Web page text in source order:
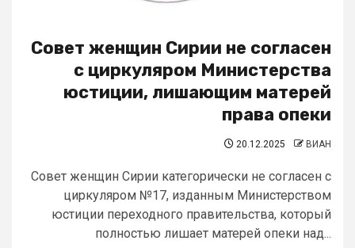
Совет женщин Сирии не согласен
с циркуляром Министерства
юстиции, лишающим матерей
права опеки
20.12.2025 ВИАН
Совет женщин Сирии категорически не согласен с
циркуляром №17, изданным Министерством
юстиции переходного правительства, который
полностью лишает матерей опеки над...